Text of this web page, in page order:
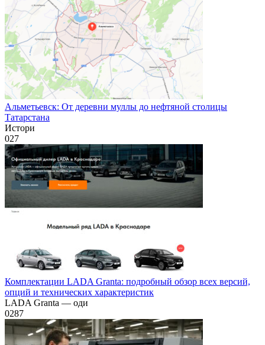
Альметьевск: От деревни муллы до нефтяной столицы
Татарстана
Истори
027
Комплектации LADA Granta: подробный обзор всех версий,
опций и технических характеристик
LADA Granta — оди
0287